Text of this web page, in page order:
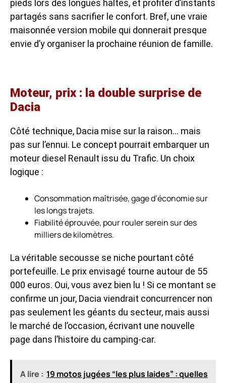
pieds lors des longues haltes, et profiter d’instants
partagés sans sacrifier le confort. Bref, une vraie
maisonnée version mobile qui donnerait presque
envie d’y organiser la prochaine réunion de famille.
Moteur, prix : la double surprise de
Dacia
Côté technique, Dacia mise sur la raison… mais
pas sur l’ennui. Le concept pourrait embarquer un
moteur diesel Renault issu du Trafic. Un choix
logique :
Consommation maîtrisée, gage d’économie sur
les longs trajets.
Fiabilité éprouvée, pour rouler serein sur des
milliers de kilomètres.
La véritable secousse se niche pourtant côté
portefeuille. Le prix envisagé tourne autour de 55
000 euros. Oui, vous avez bien lu ! Si ce montant se
confirme un jour, Dacia viendrait concurrencer non
pas seulement les géants du secteur, mais aussi
le marché de l’occasion, écrivant une nouvelle
page dans l’histoire du camping-car.
A lire : 19 motos jugées “les plus laides” : quelles